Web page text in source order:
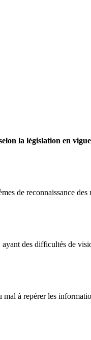
la législation en
de reconnaissance
des difficultés de
à repérer les